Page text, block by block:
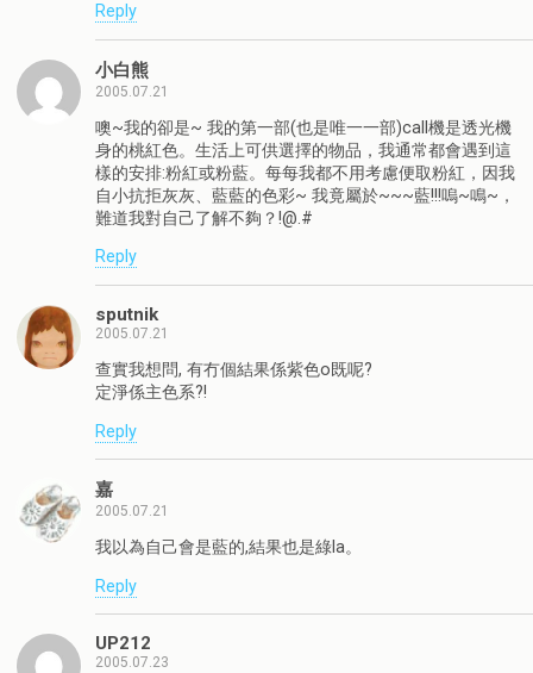
Reply
小白熊
2005.07.21
噢~我的卻是~ 我的第一部(也是唯一一部)call機是透光機
身的桃紅色。生活上可供選擇的物品，我通常都會遇到這
樣的安排:粉紅或粉藍。每每我都不用考慮便取粉紅，因我
自小抗拒灰灰、藍藍的色彩~ 我竟屬於~~~藍!!!嗚~鳴~，
難道我對自己了解不夠？!@.#
Reply
sputnik
2005.07.21
查實我想問, 有冇個結果係紫色o既呢?
定淨係主色系?!
Reply
嘉
2005.07.21
我以為自己會是藍的,結果也是綠la。
Reply
UP212
2005.07.23